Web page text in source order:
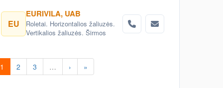
EU
EURIVILA, UAB
Roletai. Horizontalios žaliuzės.
Vertikalios žaliuzės. Širmos
1 2 3 … › »